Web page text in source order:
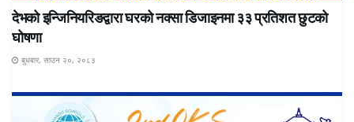
देभको इन्जिनियरिङद्वारा घरको नक्सा डिजाइनमा ३३ प्रतिशत छुटको
घोषणा
बुधबार, साउन २०, २०८३